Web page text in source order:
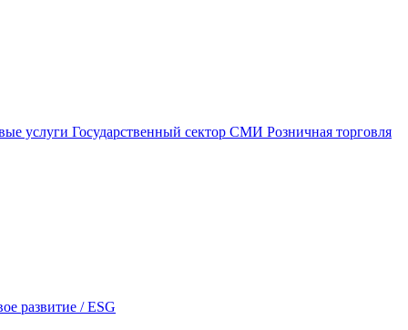
услуги Государственный сектор СМИ Розничная торговля
развитие / ESG